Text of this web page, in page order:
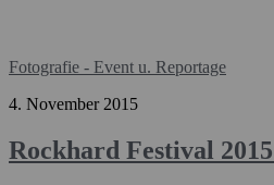
Fotografie - Event u. Reportage
4. November 2015
Rockhard Festival